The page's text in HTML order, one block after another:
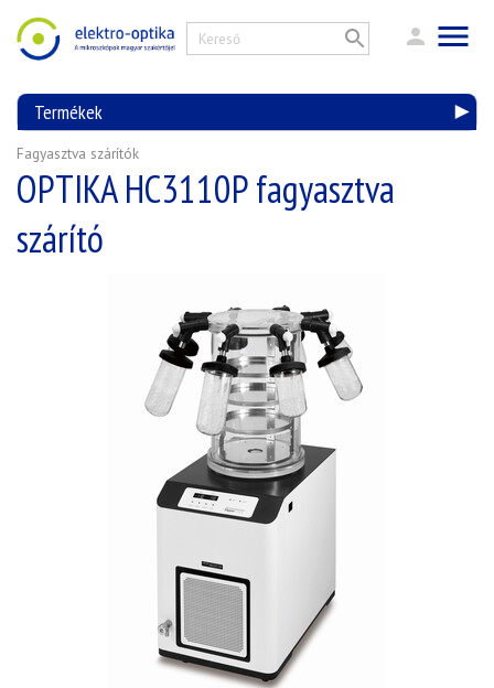
Termékek
Fagyasztva szárítók
OPTIKA HC3110P fagyasztva
szárító